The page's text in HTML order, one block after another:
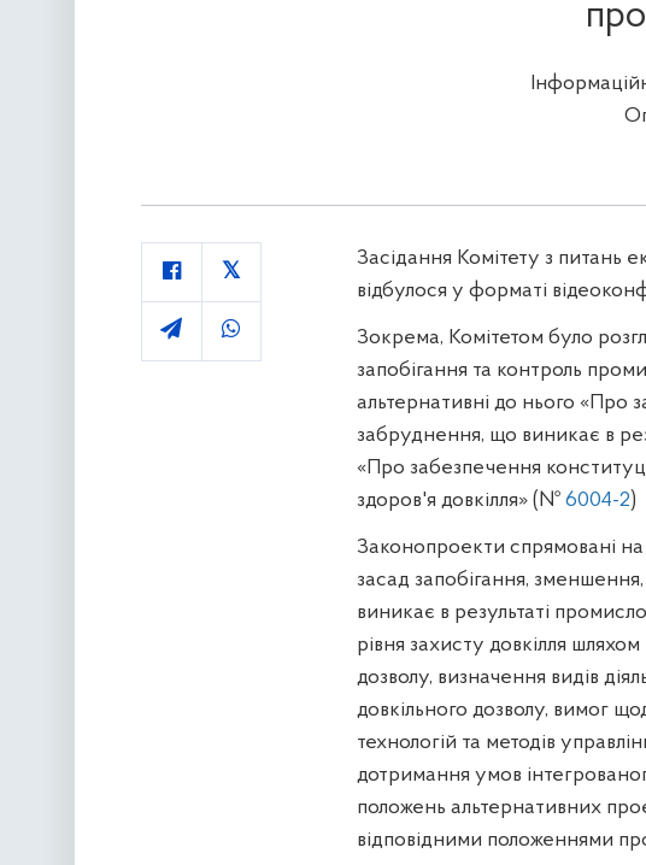
Засідання Комітету з питань
відбулося у форматі
Зокрема, Комітетом було
запобігання та контроль
альтернативні до нього «Про
забруднення, що виникає в
«Про забезпечення
здоров'я довкілля» (№ 6004-2)
Законопроекти спрямовані на
засад запобігання,
виникає в результаті
рівня захисту довкілля
дозволу, визначення видів
довкільного дозволу, вимог
технологій та методів
дотримання умов
положень альтернативних
відповідними положеннями